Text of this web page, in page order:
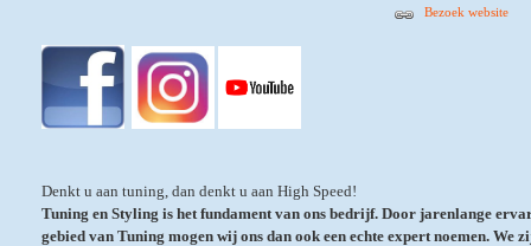
Bezoek website
Denkt u aan tuning, dan denkt u aan High Speed!
Tuning en Styling is het fundament van ons bedrijf. Door jarenlange
gebied van Tuning mogen wij ons dan ook een echte expert noemen. We